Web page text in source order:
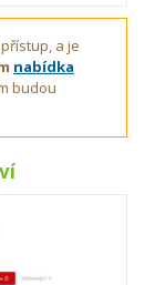
a je
nabídka
budou